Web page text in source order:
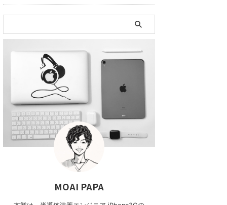
MOAI PAPA